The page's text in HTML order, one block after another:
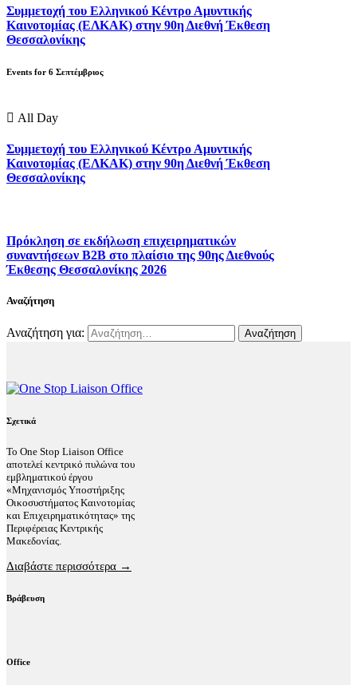
Συμμετοχή του Ελληνικού Κέντρο Αμυντικής
Καινοτομίας (ΕΛΚΑΚ) στην 90η Διεθνή Έκθεση
Θεσσαλονίκης
Events for 6 Σεπτέμβριος
All Day
Συμμετοχή του Ελληνικού Κέντρο Αμυντικής
Καινοτομίας (ΕΛΚΑΚ) στην 90η Διεθνή Έκθεση
Θεσσαλονίκης
Πρόκληση σε εκδήλωση επιχειρηματικών
συναντήσεων B2B στο πλαίσιο της 90ης Διεθνούς
Έκθεσης Θεσσαλονίκης 2026
Αναζήτηση
Αναζήτηση για:
Σχετικά
Το One Stop Liaison Office
αποτελεί κεντρικό πυλώνα του
εμβληματικού έργου
«Μηχανισμός Υποστήριξης
Οικοσυστήματος Καινοτομίας
και Επιχειρηματικότητας» της
Περιφέρειας Κεντρικής
Μακεδονίας.
Διαβάστε περισσότερα →
Βράβευση
Office